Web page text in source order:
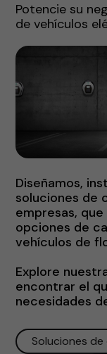
Potencie su
de vehículos
Diseñamos,
soluciones de
empresas,
opciones de
vehículos de
Explore
encontrar el
necesidades
Soluciones de